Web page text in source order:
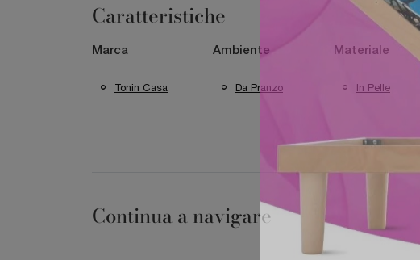
Caratteristiche
Marca
Tonin Casa
Ambiente
Da Pranzo
Materiale
In Pelle
Continua a navigare